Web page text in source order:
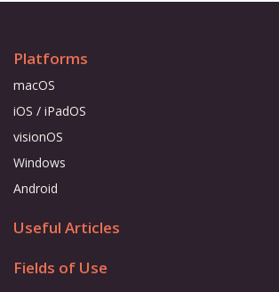
Platforms
macOS
iOS / iPadOS
visionOS
Windows
Android
Useful Articles
Fields of Use